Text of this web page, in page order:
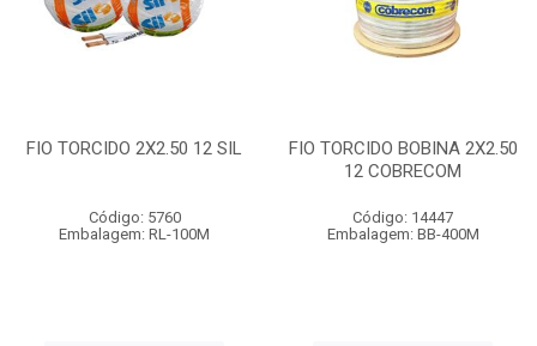
FIO TORCIDO 2X2.50 12 SIL
Código: 5760
Embalagem: RL-100M
FIO TORCIDO BOBINA 2X2.50
12 COBRECOM
Código: 14447
Embalagem: BB-400M